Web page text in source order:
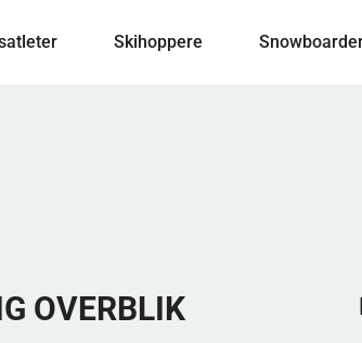
Skihoppere
OVERBLIK